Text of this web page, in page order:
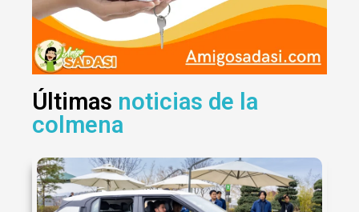
Últimas noticias de la
colmena